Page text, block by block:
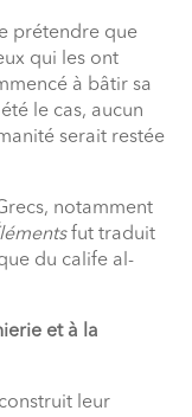
prétendre que
qui les ont
à bâtir sa
le cas, aucun
serait restée
notamment
fut traduit
du calife al-
et à la
leur